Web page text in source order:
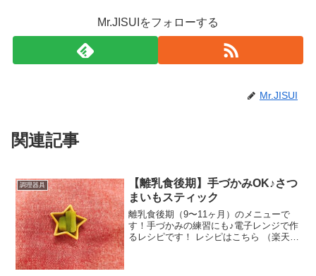
Mr.JISUIをフォローする
Mr.JISUI
関連記事
調理器具
【離乳食後期】手づかみOK♪さつ
まいもスティック
離乳食後期（9〜11ヶ月）のメニューで
す！手づかみの練習にも♪電子レンジで作
るレシピです！ レシピはこちら （楽天レ